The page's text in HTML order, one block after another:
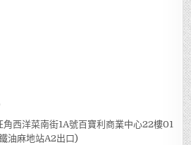
角西洋菜南街1A號百寶利商業中心22樓01
油麻地站A2出口)